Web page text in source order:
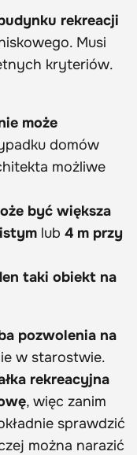
rekreacji
Musi
kryteriów.
może
domów
możliwe
być większa
lub 4 m przy
taki obiekt na
pozwolenia na
w starostwie.
rekreacyjna
, więc zanim
sprawdzić
można narazić